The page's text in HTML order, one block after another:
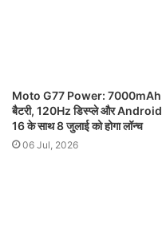
Moto G77 Power: 7000mAh
बैटरी, 120Hz डिस्प्ले और Android
16 के साथ 8 जुलाई को होगा लॉन्च
06 Jul, 2026